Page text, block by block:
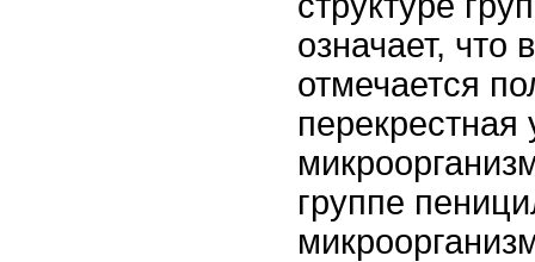
означает, что
отмечается
перекрестная
группе